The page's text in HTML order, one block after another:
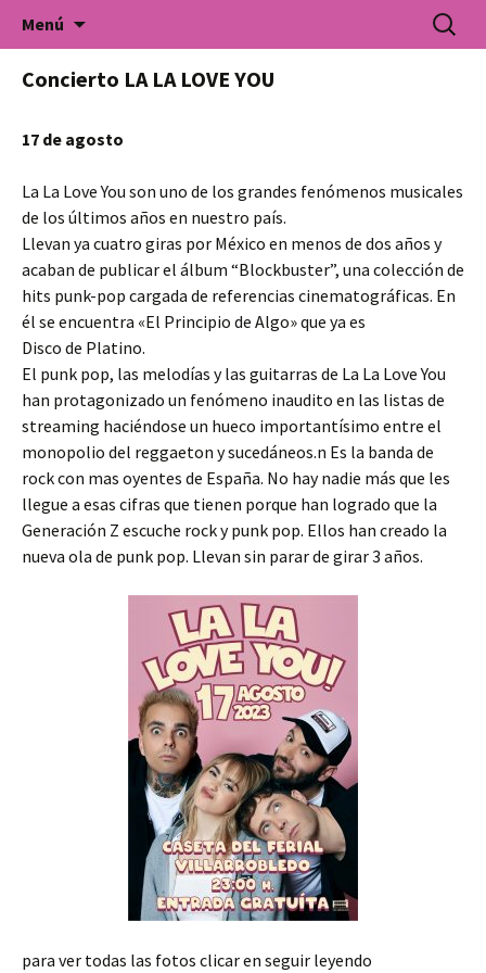
Universidad Popular
Universidad Popular de Villarrobledo. Cursos
de formación para todo tipo de colectivos.
Menú Buscar:
Concierto LA LA LOVE YOU
17 de agosto
La La Love You son uno de los grandes fenómenos musicales
de los últimos años en nuestro país.
Llevan ya cuatro giras por México en menos de dos años y
acaban de publicar el álbum “Blockbuster”, una colección de
hits punk-pop cargada de referencias cinematográficas. En
él se encuentra «El Principio de Algo» que ya es
Disco de Platino.
El punk pop, las melodías y las guitarras de La La Love You
han protagonizado un fenómeno inaudito en las listas de
streaming haciéndose un hueco importantísimo entre el
monopolio del reggaeton y sucedáneos.n Es la banda de
rock con mas oyentes de España. No hay nadie más que les
llegue a esas cifras que tienen porque han logrado que la
Generación Z escuche rock y punk pop. Ellos han creado la
nueva ola de punk pop. Llevan sin parar de girar 3 años.
para ver todas las fotos clicar en seguir leyendo